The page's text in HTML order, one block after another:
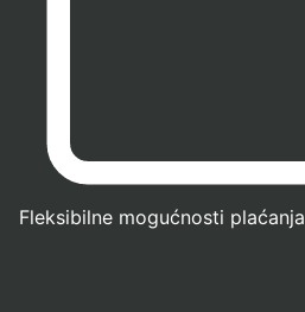
Fleksibilne mogućnosti plaćanja